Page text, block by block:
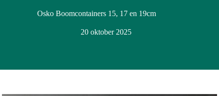
Osko Boomcontainers 15, 17 en 19cm
20 oktober 2025